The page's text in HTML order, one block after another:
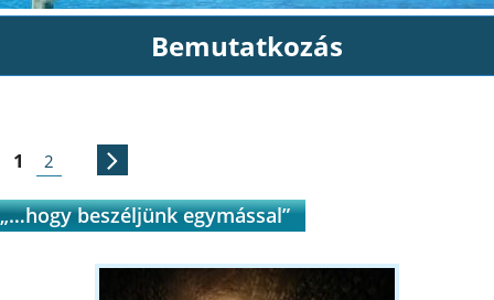
Bemutatkozás
navigáció
Oldal
1 Oldal
2
Régebbi
bejegyzések
„…hogy beszéljünk egymással”